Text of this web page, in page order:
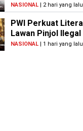
NASIONAL| 2 hari yang lalu
PWI Perkuat
Lawan Pinjol Ilegal
NASIONAL| 1 hari yang lalu